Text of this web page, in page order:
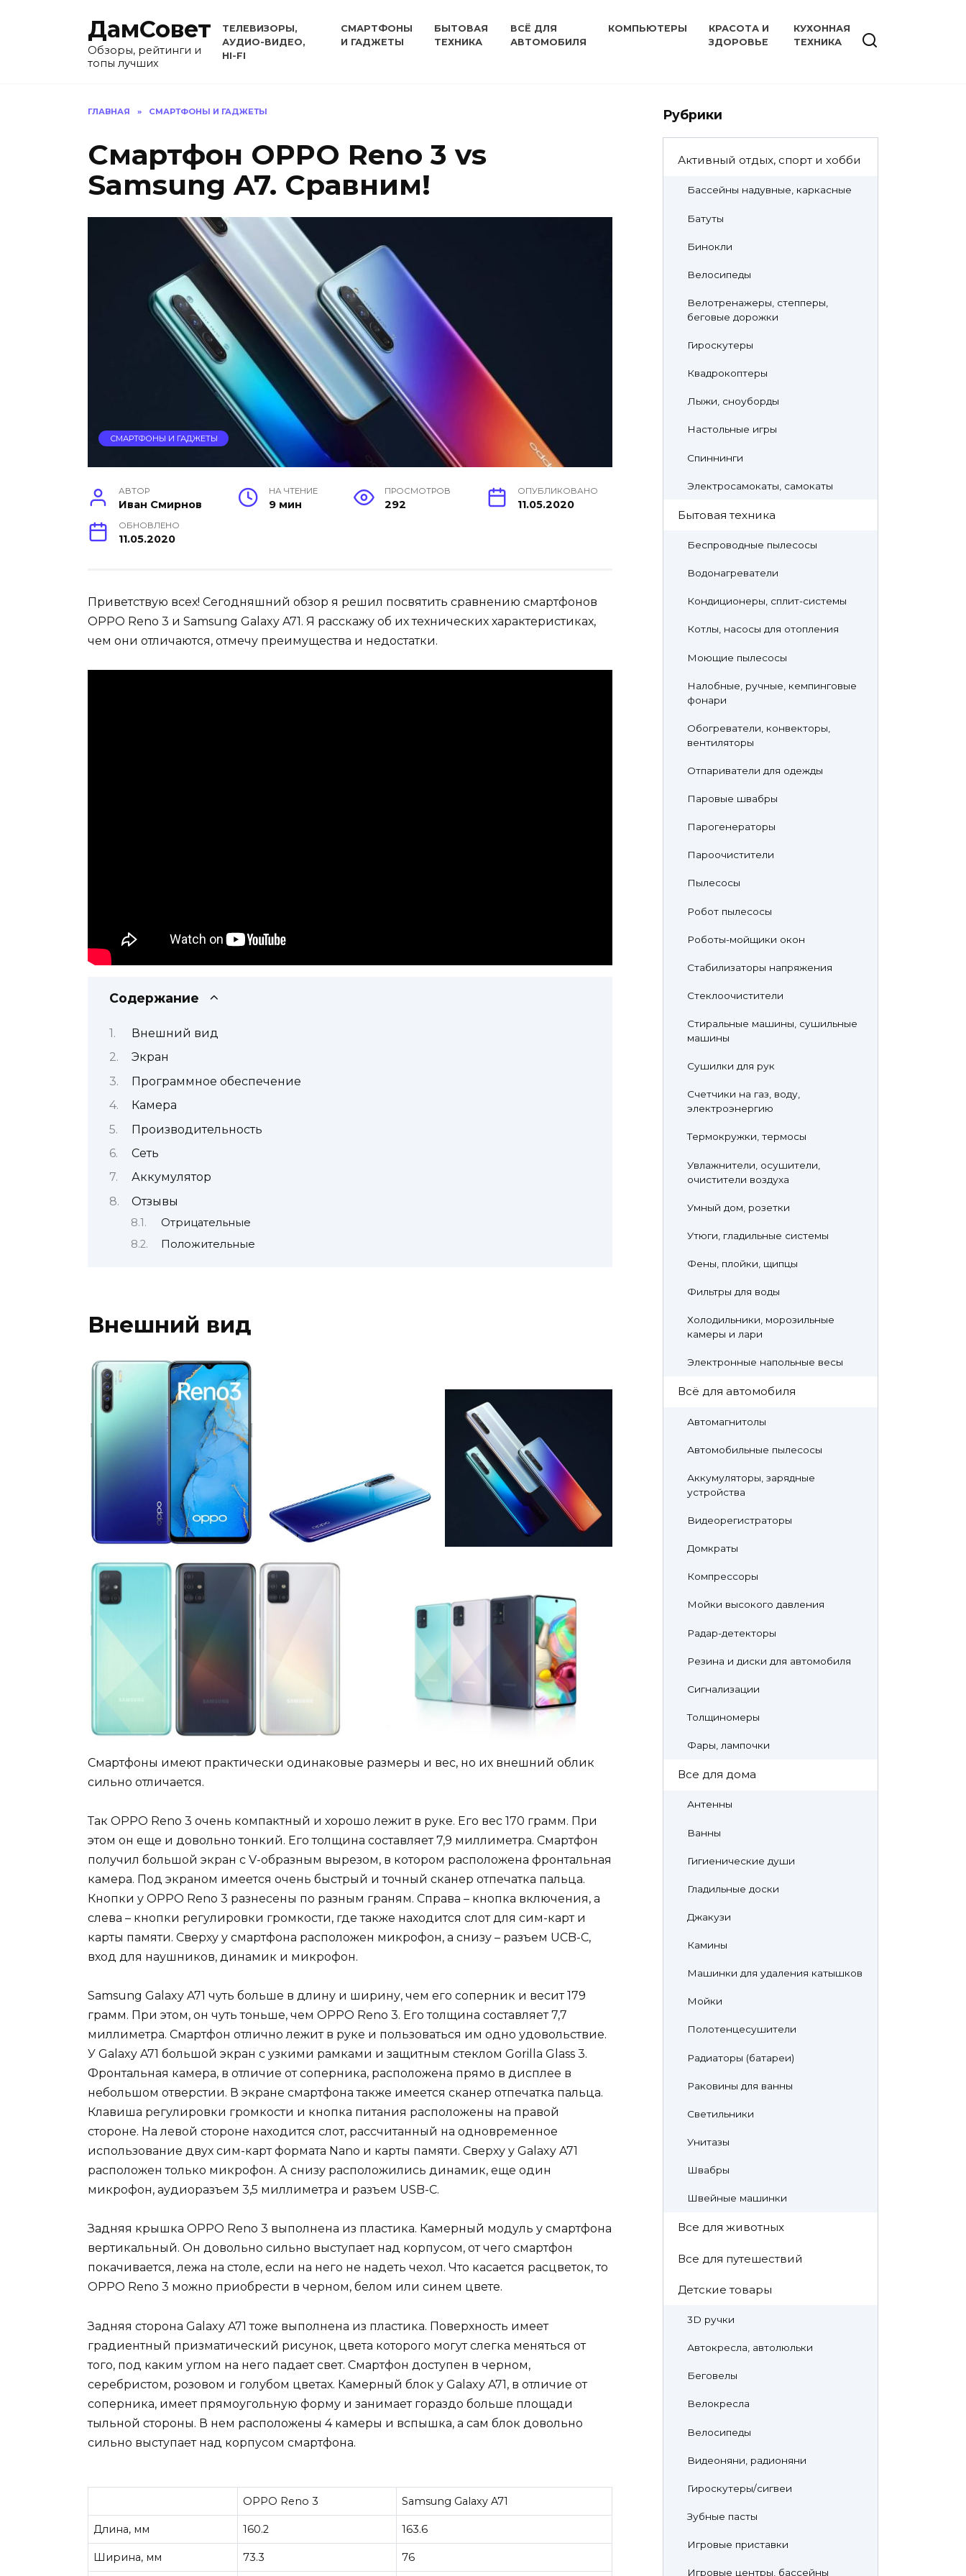
ДамСовет
Обзоры, рейтинги и
топы лучших
ТЕЛЕВИЗОРЫ,
АУДИО-ВИДЕО,
HI-FI
СМАРТФОНЫ
И ГАДЖЕТЫ
БЫТОВАЯ
ТЕХНИКА
ВСЁ ДЛЯ
АВТОМОБИЛЯ
КОМПЬЮТЕРЫ
КРАСОТА И
ЗДОРОВЬЕ
КУХОННАЯ
ТЕХНИКА
ГЛАВНАЯ » СМАРТФОНЫ И ГАДЖЕТЫ
Смартфон OPPO Reno 3 vs
Samsung A7. Сравним!
СМАРТФОНЫ И ГАДЖЕТЫ
АВТОР
Иван Смирнов
НА ЧТЕНИЕ
9 мин
ПРОСМОТРОВ
292
ОПУБЛИКОВАНО
11.05.2020
ОБНОВЛЕНО
11.05.2020
Приветствую всех! Сегодняшний обзор я решил посвятить сравнению смартфонов
OPPO Reno 3 и Samsung Galaxy A71. Я расскажу об их технических характеристиках,
чем они отличаются, отмечу преимущества и недостатки.
Содержание
Внешний вид
Экран
Программное обеспечение
Камера
Производительность
Сеть
Аккумулятор
Отзывы
Отрицательные
Положительные
Внешний вид
Смартфоны имеют практически одинаковые размеры и вес, но их внешний облик
сильно отличается.
Так OPPO Reno 3 очень компактный и хорошо лежит в руке. Его вес 170 грамм. При
этом он еще и довольно тонкий. Его толщина составляет 7,9 миллиметра. Смартфон
получил большой экран с V-образным вырезом, в котором расположена фронтальная
камера. Под экраном имеется очень быстрый и точный сканер отпечатка пальца.
Кнопки у OPPO Reno 3 разнесены по разным граням. Справа – кнопка включения, а
слева – кнопки регулировки громкости, где также находится слот для сим-карт и
карты памяти. Сверху у смартфона расположен микрофон, а снизу – разъем UCB-C,
вход для наушников, динамик и микрофон.
Samsung Galaxy A71 чуть больше в длину и ширину, чем его соперник и весит 179
грамм. При этом, он чуть тоньше, чем OPPO Reno 3. Его толщина составляет 7,7
миллиметра. Смартфон отлично лежит в руке и пользоваться им одно удовольствие.
У Galaxy A71 большой экран с узкими рамками и защитным стеклом Gorilla Glass 3.
Фронтальная камера, в отличие от соперника, расположена прямо в дисплее в
небольшом отверстии. В экране смартфона также имеется сканер отпечатка пальца.
Клавиша регулировки громкости и кнопка питания расположены на правой
стороне. На левой стороне находится слот, рассчитанный на одновременное
использование двух сим-карт формата Nano и карты памяти. Сверху у Galaxy A71
расположен только микрофон. А снизу расположились динамик, еще один
микрофон, аудиоразъем 3,5 миллиметра и разъем USB-C.
Задняя крышка OPPO Reno 3 выполнена из пластика. Камерный модуль у смартфона
вертикальный. Он довольно сильно выступает над корпусом, от чего смартфон
покачивается, лежа на столе, если на него не надеть чехол. Что касается расцветок, то
OPPO Reno 3 можно приобрести в черном, белом или синем цвете.
Задняя сторона Galaxy A71 тоже выполнена из пластика. Поверхность имеет
градиентный призматический рисунок, цвета которого могут слегка меняться от
того, под каким углом на него падает свет. Смартфон доступен в черном,
серебристом, розовом и голубом цветах. Камерный блок у Galaxy A71, в отличие от
соперника, имеет прямоугольную форму и занимает гораздо больше площади
тыльной стороны. В нем расположены 4 камеры и вспышка, а сам блок довольно
сильно выступает над корпусом смартфона.
OPPO Reno 3 Samsung Galaxy A71
Длина, мм 160.2 163.6
Ширина, мм 73.3 76
Рубрики
Активный отдых, спорт и хобби
Бассейны надувные, каркасные
Батуты
Бинокли
Велосипеды
Велотренажеры, степперы,
беговые дорожки
Гироскутеры
Квадрокоптеры
Лыжи, сноуборды
Настольные игры
Спиннинги
Электросамокаты, самокаты
Бытовая техника
Беспроводные пылесосы
Водонагреватели
Кондиционеры, сплит-системы
Котлы, насосы для отопления
Моющие пылесосы
Налобные, ручные, кемпинговые
фонари
Обогреватели, конвекторы,
вентиляторы
Отпариватели для одежды
Паровые швабры
Парогенераторы
Пароочистители
Пылесосы
Робот пылесосы
Роботы-мойщики окон
Стабилизаторы напряжения
Стеклоочистители
Стиральные машины, сушильные
машины
Сушилки для рук
Счетчики на газ, воду,
электроэнергию
Термокружки, термосы
Увлажнители, осушители,
очистители воздуха
Умный дом, розетки
Утюги, гладильные системы
Фены, плойки, щипцы
Фильтры для воды
Холодильники, морозильные
камеры и лари
Электронные напольные весы
Всё для автомобиля
Автомагнитолы
Автомобильные пылесосы
Аккумуляторы, зарядные
устройства
Видеорегистраторы
Домкраты
Компрессоры
Мойки высокого давления
Радар-детекторы
Резина и диски для автомобиля
Сигнализации
Толщиномеры
Фары, лампочки
Все для дома
Антенны
Ванны
Гигиенические души
Гладильные доски
Джакузи
Камины
Машинки для удаления катышков
Мойки
Полотенцесушители
Радиаторы (батареи)
Раковины для ванны
Светильники
Унитазы
Швабры
Швейные машинки
Все для животных
Все для путешествий
Детские товары
3D ручки
Автокресла, автолюльки
Беговелы
Велокресла
Велосипеды
Видеоняни, радионяни
Гироскутеры/сигвеи
Зубные пасты
Игровые приставки
Игровые центры, бассейны